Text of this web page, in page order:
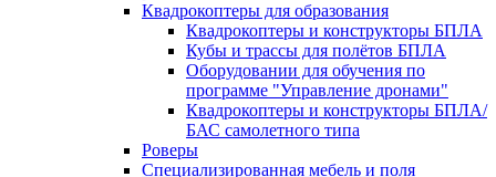
Квадрокоптеры для образования
Квадрокоптеры и конструкторы БПЛА
Кубы и трассы для полётов БПЛА
Оборудовании для обучения по
программе "Управление дронами"
Квадрокоптеры и конструкторы БПЛА/
БАС самолетного типа
Роверы
Специализированная мебель и поля